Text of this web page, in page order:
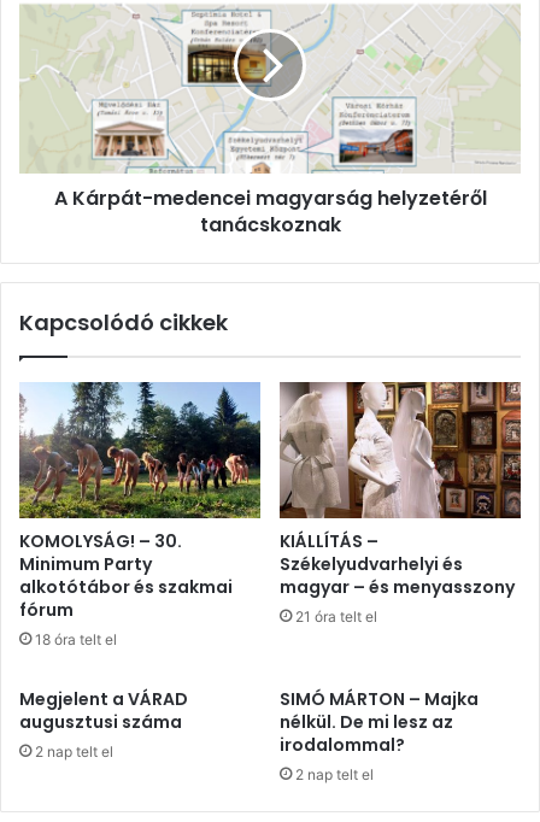
medencei
magyarság
helyzetéről
tanácskoznak
A Kárpát-medencei magyarság helyzetéről
tanácskoznak
Kapcsolódó cikkek
KOMOLYSÁG! – 30.
Minimum Party
alkotótábor és szakmai
fórum
18 óra telt el
KIÁLLÍTÁS –
Székelyudvarhelyi és
magyar – és menyasszony
21 óra telt el
Megjelent a VÁRAD
augusztusi száma
2 nap telt el
SIMÓ MÁRTON – Majka
nélkül. De mi lesz az
irodalommal?
2 nap telt el